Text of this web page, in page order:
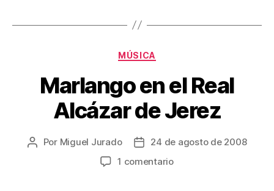
Categorías
MÚSICA
Marlango en el Real
Alcázar de Jerez
Autor
Por Miguel Jurado
Fecha24 de agosto de 2008
1 comentarioen